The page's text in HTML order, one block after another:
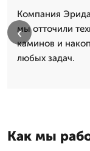
Компания
мы отточили
каминов и
любых задач.
‹
Как мы